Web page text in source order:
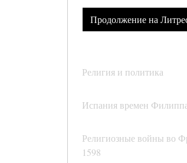
Продолжение на
Религия и политика
Испания времен
Религиозные войны во
1598